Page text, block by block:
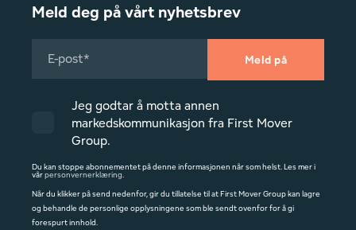
Meld deg på vårt nyhetsbrev
Jeg godtar å motta annen
markedskommunikasjon fra First Mover
Group.
Du kan stoppe abonnementet på denne informasjonen når som helst. Les mer i
vårpersonvernerklæring.
Når du klikker på send nedenfor, gir du tillatelse til at First Mover Group kan lagre
og behandle de personlige opplysningene som ble sendt ovenfor for å gi
forespurt innhold.